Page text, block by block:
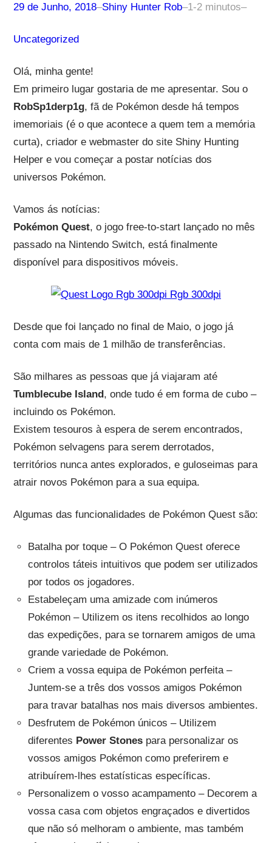
29 de Junho, 2018–Shiny Hunter Rob–1-2 minutos–
Uncategorized
Olá, minha gente!
Em primeiro lugar gostaria de me apresentar. Sou o
RobSp1derp1g, fã de Pokémon desde há tempos
imemoriais (é o que acontece a quem tem a memória
curta), criador e webmaster do site Shiny Hunting
Helper e vou começar a postar notícias dos
universos Pokémon.
Vamos ás notícias:
Pokémon Quest, o jogo free-to-start lançado no mês
passado na Nintendo Switch, está finalmente
disponível para dispositivos móveis.
Desde que foi lançado no final de Maio, o jogo já
conta com mais de 1 milhão de transferências.
São milhares as pessoas que já viajaram até
Tumblecube Island, onde tudo é em forma de cubo –
incluindo os Pokémon.
Existem tesouros à espera de serem encontrados,
Pokémon selvagens para serem derrotados,
territórios nunca antes explorados, e guloseimas para
atrair novos Pokémon para a sua equipa.
Algumas das funcionalidades de Pokémon Quest são:
Batalha por toque – O Pokémon Quest oferece
controlos táteis intuitivos que podem ser utilizados
por todos os jogadores.
Estabeleçam uma amizade com inúmeros
Pokémon – Utilizem os itens recolhidos ao longo
das expedições, para se tornarem amigos de uma
grande variedade de Pokémon.
Criem a vossa equipa de Pokémon perfeita –
Juntem-se a três dos vossos amigos Pokémon
para travar batalhas nos mais diversos ambientes.
Desfrutem de Pokémon únicos – Utilizem
diferentes Power Stonespara personalizar os
vossos amigos Pokémon como preferirem e
atribuírem-lhes estatísticas específicas.
Personalizem o vosso acampamento – Decorem a
vossa casa com objetos engraçados e divertidos
que não só melhoram o ambiente, mas também